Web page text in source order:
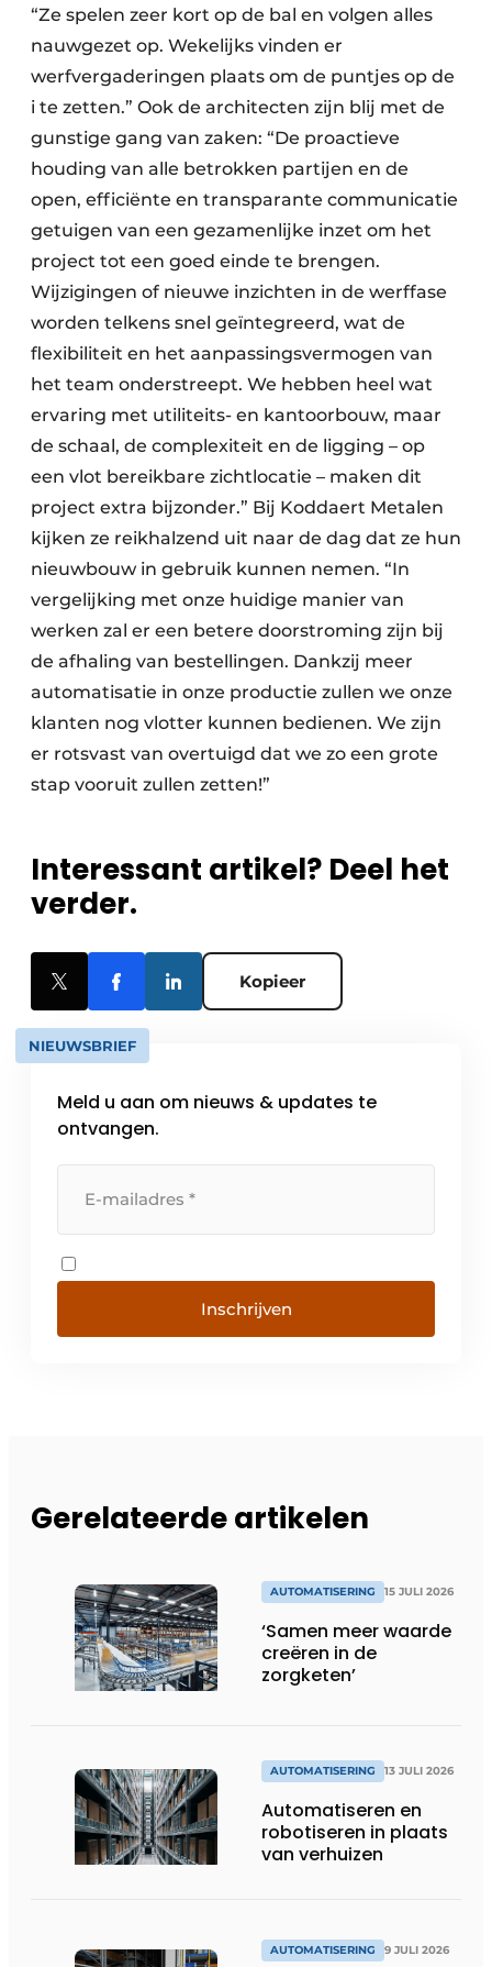
“Ze spelen zeer kort op de bal en volgen alles
nauwgezet op. Wekelijks vinden er
werfvergaderingen plaats om de puntjes op de
i te zetten.” Ook de architecten zijn blij met de
gunstige gang van zaken: “De proactieve
houding van alle betrokken partijen en de
open, efficiënte en transparante communicatie
getuigen van een gezamenlijke inzet om het
project tot een goed einde te brengen.
Wijzigingen of nieuwe inzichten in de werffase
worden telkens snel geïntegreerd, wat de
flexibiliteit en het aanpassingsvermogen van
het team onderstreept. We hebben heel wat
ervaring met utiliteits- en kantoorbouw, maar
de schaal, de complexiteit en de ligging – op
een vlot bereikbare zichtlocatie – maken dit
project extra bijzonder.” Bij Koddaert Metalen
kijken ze reikhalzend uit naar de dag dat ze hun
nieuwbouw in gebruik kunnen nemen. “In
vergelijking met onze huidige manier van
werken zal er een betere doorstroming zijn bij
de afhaling van bestellingen. Dankzij meer
automatisatie in onze productie zullen we onze
klanten nog vlotter kunnen bedienen. We zijn
er rotsvast van overtuigd dat we zo een grote
stap vooruit zullen zetten!”
Interessant artikel? Deel het
verder.
Kopieer
NIEUWSBRIEF
Meld u aan om nieuws & updates te
ontvangen.
Inschrijven
Gerelateerde artikelen
AUTOMATISERING 15 JULI 2026
‘Samen meer waarde
creëren in de
zorgketen’
AUTOMATISERING 13 JULI 2026
Automatiseren en
robotiseren in plaats
van verhuizen
AUTOMATISERING 9 JULI 2026